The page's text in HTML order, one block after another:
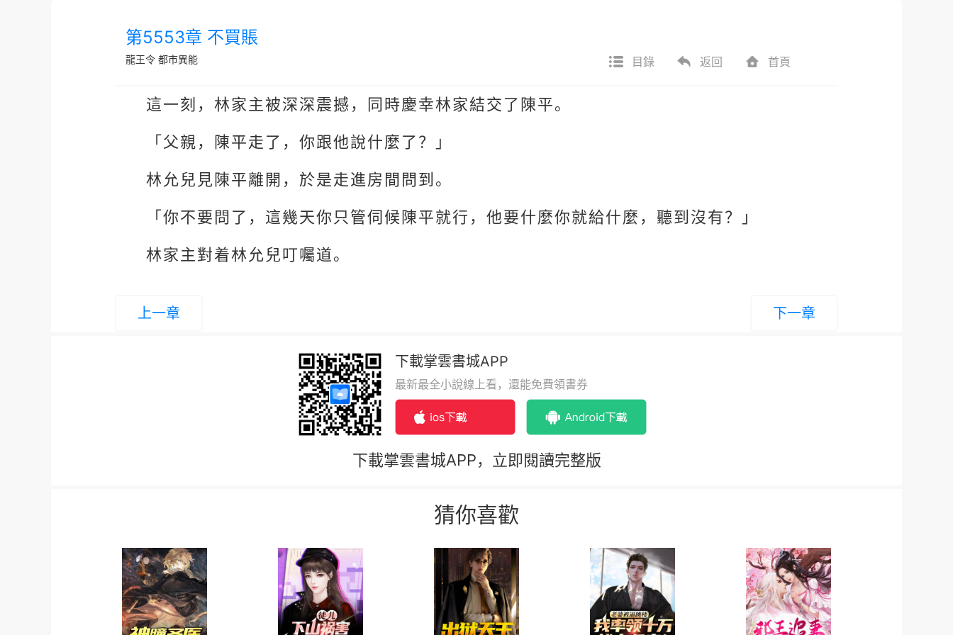
第5553章 不買賬
龍王令 都市異能 目錄 返回 首頁
這一刻，林家主被深深震撼，同時慶幸林家結交了陳平。
「父親，陳平走了，你跟他說什麼了？」
林允兒見陳平離開，於是走進房間問到。
「你不要問了，這幾天你只管伺候陳平就行，他要什麼你就給什麼，聽到沒有？」
林家主對着林允兒叮囑道。
上一章 下一章
下載掌雲書城APP
最新最全小說線上看，還能免費領書券
下載掌雲書城APP，立即閱讀完整版
猜你喜歡